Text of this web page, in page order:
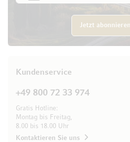
Jetzt abonnieren
Kundenservice
+49 800 72 33 974
Gratis Hotline:
Montag bis Freitag,
8.00 bis 18.00 Uhr
Kontaktieren Sie uns